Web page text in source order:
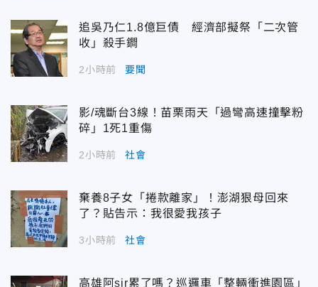
追吳乃仁1.8億巨債 經濟部擬祭「二次管
收」殺手鐧
2小時前 要聞
影/魂斷台3線！苗栗雨天「過彎高速撞擊粉
碎」1死1重傷
2小時前 社會
棄養8子女「捲款離家」！澎湖狠母回來
了？貼告示：我很愛我孩子
3小時前 社會
高雄阿sir累了嗎？巡邏車「整輛衝進園區」